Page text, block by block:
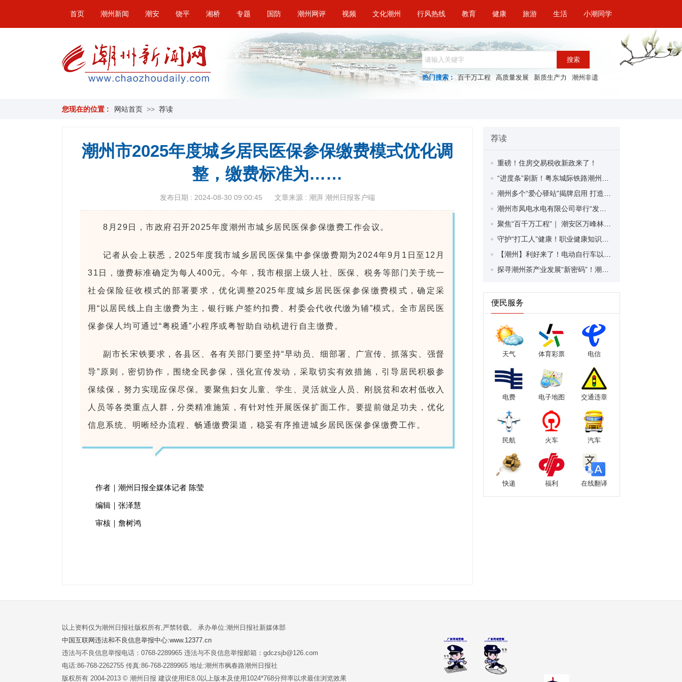
首页 潮州新闻 潮安 饶平 湘桥 专题 国防 潮州网评 视频 文化潮州 行风热线 教育 健康 旅游 生活 小潮同学
搜索
热门搜索 : 百千万工程 高质量发展 新质生产力 潮州非遗
您现在的位置 : 网站首页 >> 荐读
潮州市2025年度城乡居民医保参保缴费模式优化调
整，缴费标准为……
发布日期 : 2024-08-30 09:00:45 文章来源 : 潮湃 潮州日报客户端
8月29日，市政府召开2025年度潮州市城乡居民医保参保缴费工作会议。
记者从会上获悉，2025年度我市城乡居民医保集中参保缴费期为2024年9月1日至12月
31日，缴费标准确定为每人400元。今年，我市根据上级人社、医保、税务等部门关于统一
社会保险征收模式的部署要求，优化调整2025年度城乡居民医保参保缴费模式，确定采
用“以居民线上自主缴费为主，银行账户签约扣费、村委会代收代缴为辅”模式。全市居民医
保参保人均可通过“粤税通”小程序或粤智助自动机进行自主缴费。
副市长宋铁要求，各县区、各有关部门要坚持“早动员、细部署、广宣传、抓落实、强督
导”原则，密切协作，围绕全民参保，强化宣传发动，采取切实有效措施，引导居民积极参
保续保，努力实现应保尽保。要聚焦妇女儿童、学生、灵活就业人员、刚脱贫和农村低收入
人员等各类重点人群，分类精准施策，有针对性开展医保扩面工作。要提前做足功夫，优化
信息系统、明晰经办流程、畅通缴费渠道，稳妥有序推进城乡居民医保参保缴费工作。
作者｜潮州日报全媒体记者 陈莹
编辑｜张泽慧
审核｜詹树鸿
荐读
重磅！住房交易税收新政来了！
便民服务
天气 体育彩票 电信
电费 电子地图 交通违章
民航 火车 汽车
快递 福利 在线翻译
以上资料仅为潮州日报社版权所有,严禁转载。 承办单位:潮州日报社新媒体部
中国互联网违法和不良信息举报中心:www.12377.cn
违法与不良信息举报电话：0768-2289965 违法与不良信息举报邮箱：gdczsjb@126.com
电话:86-768-2262755 传真:86-768-2289965 地址:潮州市枫春路潮州日报社
版权所有 2004-2013 © 潮州日报 建议使用IE8.0以上版本及使用1024*768分辩率以求最佳浏览效果